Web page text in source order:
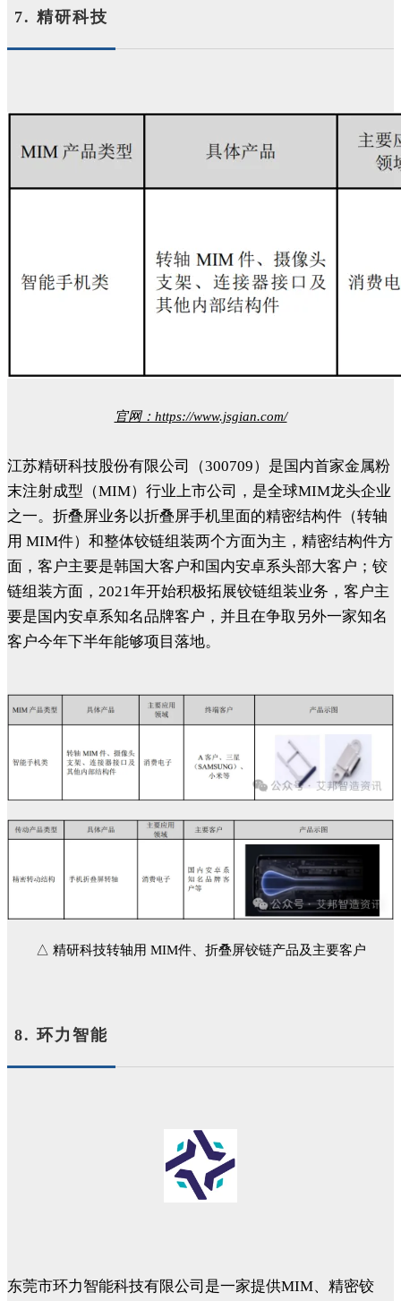
7. 精研科技
官网：https://www.jsgian.com/
江苏精研科技股份有限公司（300709）是国内首家金属粉
末注射成型（MIM）行业上市公司，是全球MIM龙头企业
之一。折叠屏业务以折叠屏手机里面的精密结构件（转轴
用 MIM件）和整体铰链组装两个方面为主，精密结构件方
面，客户主要是韩国大客户和国内安卓系头部大客户；铰
链组装方面，2021年开始积极拓展铰链组装业务，客户主
要是国内安卓系知名品牌客户，并且在争取另外一家知名
客户今年下半年能够项目落地。
△ 精研科技转轴用 MIM件、折叠屏铰链产品及主要客户
8. 环力智能
东莞市环力智能科技有限公司是一家提供MIM、精密铰